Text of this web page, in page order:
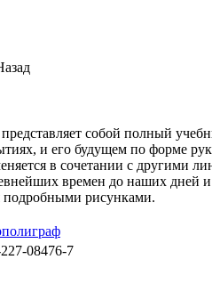
собой полный
и его будущем по форме
в сочетании с другими
времен до наших дней
подробными рисунками.
08476-7